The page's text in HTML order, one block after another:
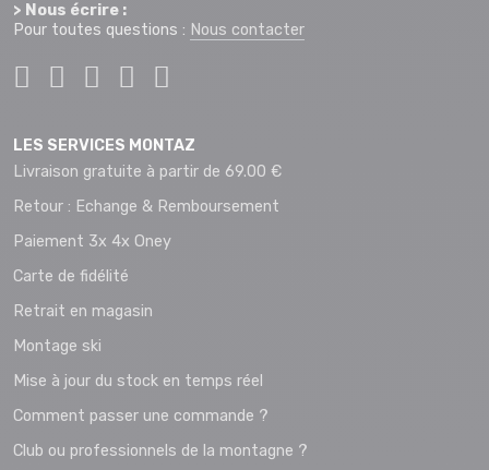
> Nous écrire :
Pour toutes questions : Nous contacter
LES SERVICES MONTAZ
Livraison gratuite à partir de 69.00 €
Retour : Echange & Remboursement
Paiement 3x 4x Oney
Carte de fidélité
Retrait en magasin
Montage ski
Mise à jour du stock en temps réel
Comment passer une commande ?
Club ou professionnels de la montagne ?